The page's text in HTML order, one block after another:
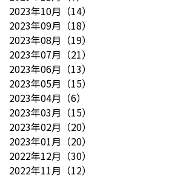
2023年10月 （14）
2023年09月 （18）
2023年08月 （19）
2023年07月 （21）
2023年06月 （13）
2023年05月 （15）
2023年04月 （6）
2023年03月 （15）
2023年02月 （20）
2023年01月 （20）
2022年12月 （30）
2022年11月 （12）